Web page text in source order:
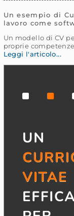
Un esempio di
lavoro come
Un modello di CV
proprie
Leggi l'articolo...